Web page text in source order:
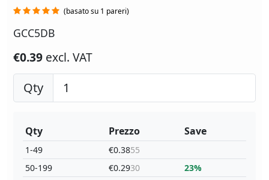
(basato su 1 pareri)
GCC5DB
€0.39 excl. VAT
Qty
Qty
1-49
50-199
Prezzo
€0.3855
€0.2930
Save
23%